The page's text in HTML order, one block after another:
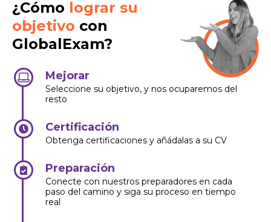
¿Cómo lograr su
objetivo con
GlobalExam?
Mejorar
Seleccione su objetivo, y nos ocuparemos del
resto
Certificación
Obtenga certificaciones y añádalas a su CV
Preparación
Conecte con nuestros preparadores en cada
paso del camino y siga su proceso en tiempo
real